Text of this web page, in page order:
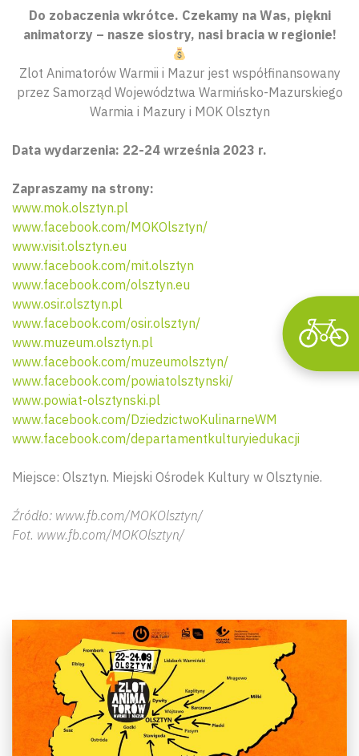
Do zobaczenia wkrótce. Czekamy na Was, piękni
animatorzy – nasze siostry, nasi bracia w regionie!
Zlot Animatorów Warmii i Mazur jest współfinansowany
przez Samorząd Województwa Warmińsko-Mazurskiego
Warmia i Mazury i MOK Olsztyn
Data wydarzenia: 22-24 września 2023 r.
Zapraszamy na strony:
www.mok.olsztyn.pl
www.facebook.com/MOKOlsztyn/
www.visit.olsztyn.eu
www.facebook.com/mit.olsztyn
www.facebook.com/olsztyn.eu
www.osir.olsztyn.pl
www.facebook.com/osir.olsztyn/
www.muzeum.olsztyn.pl
www.facebook.com/muzeumolsztyn/
www.facebook.com/powiatolsztynski/
www.powiat-olsztynski.pl
www.facebook.com/DziedzictwoKulinarneWM
www.facebook.com/departamentkulturyiedukacji
Miejsce: Olsztyn. Miejski Ośrodek Kultury w Olsztynie.
Źródło: www.fb.com/MOKOlsztyn/
Fot. www.fb.com/MOKOlsztyn/